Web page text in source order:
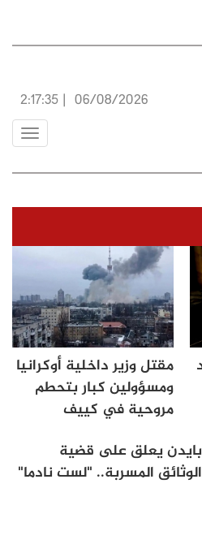
06/08/2026
|
2:17:36
Toggle
مقتل وزير داخلية أوكرانيا
ومسؤولين كبار بتحطم
مروحية في كييف
بايدن يعلق على قضية
الوثائق المسربة.. "لست نادما"